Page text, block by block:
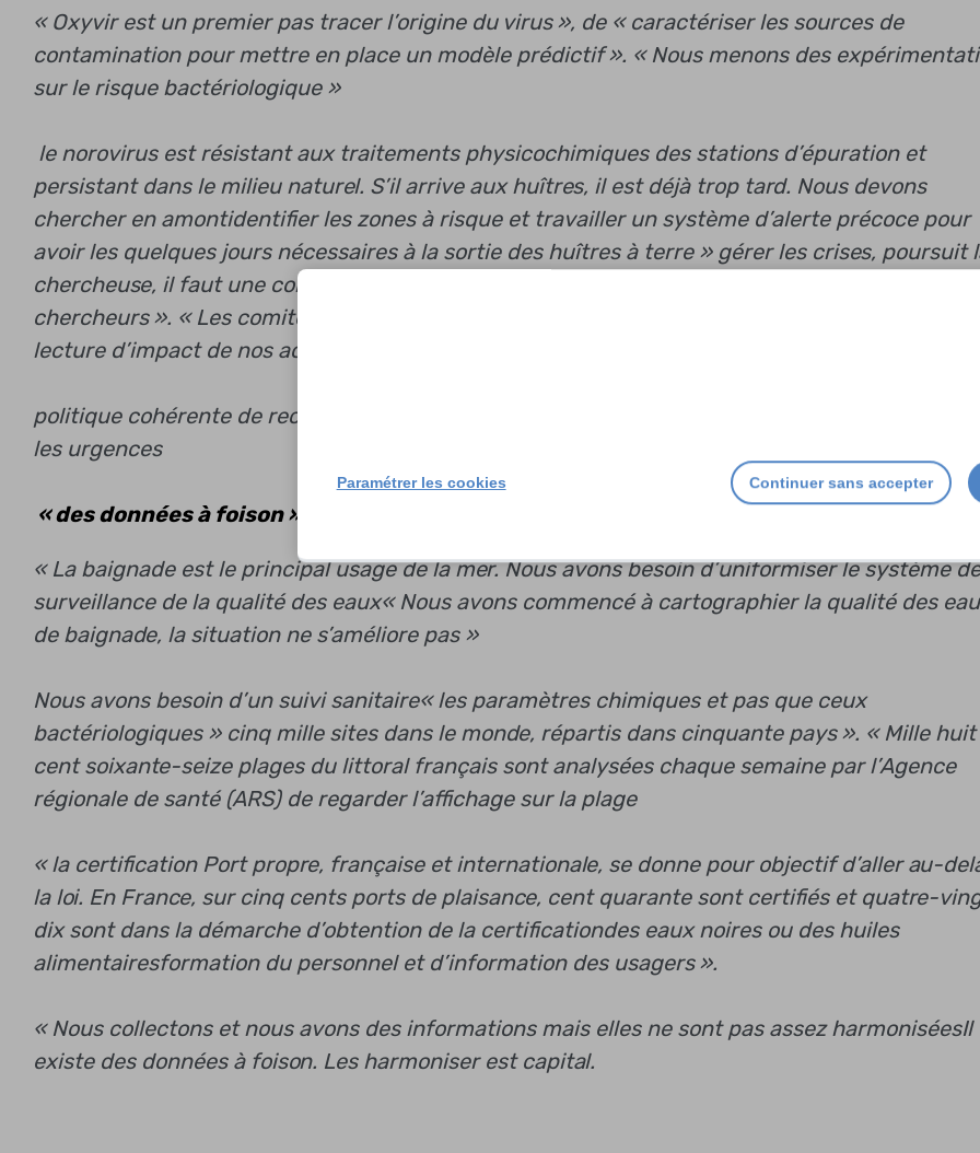
« Oxyvir est un premier pastracer l’origine du virus », de « caractériser les sources de
contamination pour mettre en place un modèle prédictif ». « Nous menons des
sur le risque bactériologique »
le norovirus est résistant aux traitements physicochimiques des stations d’épuration et
persistant dans le milieu naturel. S’il arrive aux huîtres, il est déjà trop tard. Nous devons
chercher en amontidentifier les zones à risque et travailler un système d’alerte précoce pour
avoir les quelques jours nécessaires à la sortie des huîtres à terre »gérer les crises, poursuit
chercheuse, il faut une collaboration entre les collectivités locales, les professionnels et les
chercheurs ». « Les comités de rivières et la filière conchylicole partagent leurs informations
lecture d’impact de nos actions. Les informations sont croisées avec Remi »
politique cohérente de recherche et d’action »
les urgences
« des données à foison »
« La baignade est le principal usage de la mer. Nous avons besoin d’uniformiser le système de
surveillance de la qualité des eaux« Nous avons commencé à cartographier la qualité des
de baignade, la situation ne s’améliore pas »
Nous avons besoin d’un suivi sanitaire« les paramètres chimiques et pas que ceux
bactériologiques »cinq mille sites dans le monde, répartis dans cinquante pays ». « Mille huit
cent soixante-seize plages du littoral français sont analysées chaque semaine par l’Agence
régionale de santé (ARS)de regarder l’affichage sur la plage
« la certification Port propre, française et internationale, se donne pour objectif d’aller au-
la loi. En France, sur cinq cents ports de plaisance, cent quarante sont certifiés et quatre-
dix sont dans la démarche d’obtention de la certificationdes eaux noires ou des huiles
alimentairesformation du personnel et d’information des usagers ».
« Nous collectons et nous avons des informations mais elles ne sont pas assez harmoniséesIl
existe des données à foison. Les harmoniser est capital.
Continuer sans accepter
Paramétrer les cookies